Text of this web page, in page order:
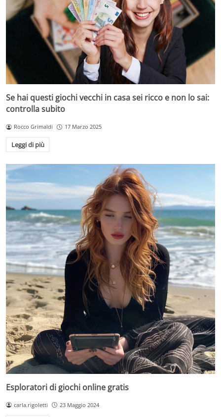
Se hai questi giochi vecchi in casa sei ricco e non lo sai:
controlla subito
Rocco Grimaldi 17 Marzo 2025
Leggi di più
Esploratori di giochi online gratis
carla.rigoletti 23 Maggio 2024